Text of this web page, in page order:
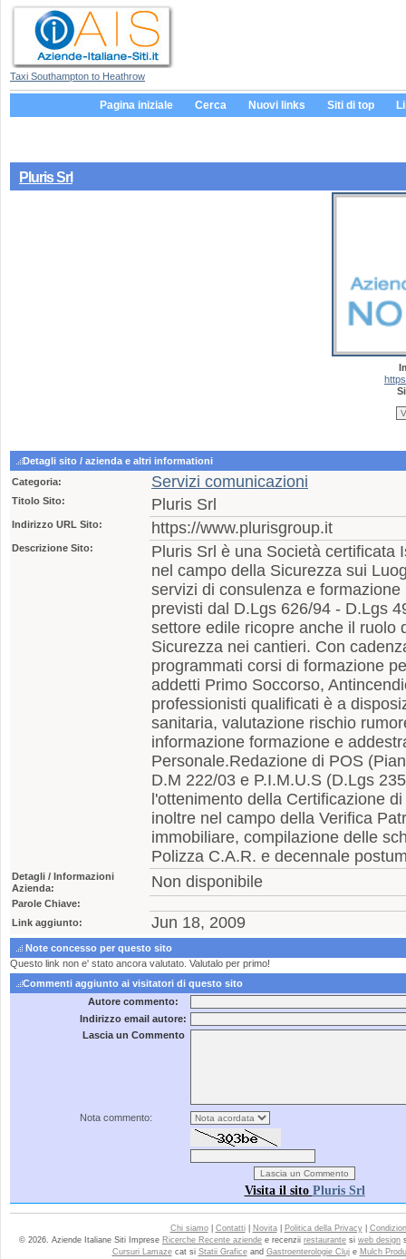
Taxi Southampton to Heathrow
Pagina iniziale Cerca Nuovi links Siti di top
Pluris Srl
Detagli sito / azienda e altri informationi
Categoria:
Servizi comunicazioni
Titolo Sito: Pluris Srl
Indirizzo URL Sito: https://www.plurisgroup.it
Descrizione Sito:
Pluris Srl è una Società certificata
nel campo della Sicurezza sui
servizi di consulenza e
previsti dal D.Lgs 626/94 - D.Lgs
settore edile ricopre anche il ruolo
Sicurezza nei cantieri. Con
programmati corsi di formazione
addetti Primo Soccorso,
professionisti qualificati è a
sanitaria, valutazione rischio
informazione formazione e
Personale.Redazione di POS
D.M 222/03 e P.I.M.U.S (D.Lgs
l'ottenimento della Certificazione
inoltre nel campo della Verifica
immobiliare, compilazione delle
Polizza C.A.R. e decennale
Detagli / Informazioni
Azienda:
Non disponibile
Parole Chiave:
Link aggiunto:
Jun 18, 2009
Note concesso per questo sito
Questo link non e' stato ancora valutato. Valutalo per primo!
Commenti aggiunto ai visitatori di questo sito
Autore commento:
Indirizzo email autore:
Lascia un Commento
Nota commento:
Visita il sito Pluris Srl
Chi siamo| Contatti| Novita| Politica della Privacy|
© 2026. Aziende Italiane Siti Imprese Ricerche Recente aziende e recenzii restaurante si web design
Cursuri Lamazecat si Statii Graficeand Gastroenterologie Cluje Mulch